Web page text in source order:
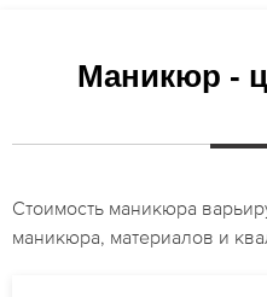
Маникюр -
Стоимость маникюра
маникюра, материалов и